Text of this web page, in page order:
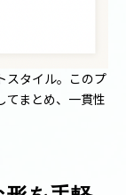
スタイル。このプ
てまとめ、一貫性